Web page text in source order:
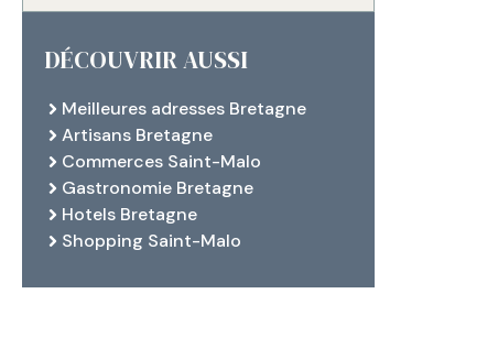
DÉCOUVRIR AUSSI
Meilleures adresses Bretagne
Artisans Bretagne
Commerces Saint-Malo
Gastronomie Bretagne
Hotels Bretagne
Shopping Saint-Malo